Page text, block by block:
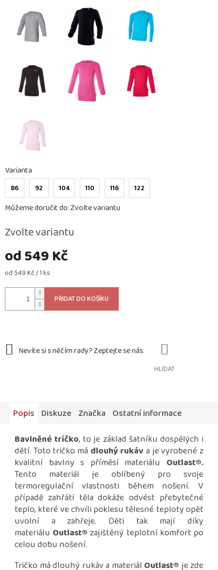
od549 Kč
Měrná
od 549 Kč / 1 ks
Zvolte variantu
Varianta
86 92 104 110 116 122
Můžeme doručit do:Zvolte variantu
PŘIDAT DO KOŠÍKU
HLÍDAT
Popis Diskuze Značka Ostatní informace
Bavlněné tričko, to je základ šatníku dospělých i
dětí. Toto tričko má dlouhý rukáv a je vyrobené z
kvalitní bavlny s příměsí materiálu Outlast®.
Tento materiál je oblíbený pro svoje
termoregulační vlastnosti během nošení. V
případě zahřátí těla dokáže odvést přebytečné
teplo, které ve chvíli poklesu tělesné teploty opět
uvolní a zahřeje. Děti tak mají díky
materiálu Outlast® zajištěný teplotní komfort po
celou dobu nošení.
Tričko má dlouhý rukáv a materiál Outlast® je zde